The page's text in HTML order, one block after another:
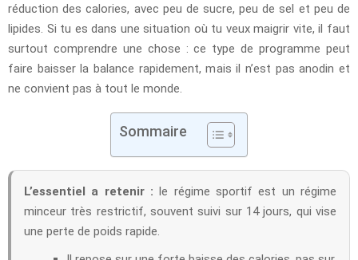
réduction des calories, avec peu de sucre, peu de sel et peu de
lipides. Si tu es dans une situation où tu veux maigrir vite, il faut
surtout comprendre une chose : ce type de programme peut
faire baisser la balance rapidement, mais il n’est pas anodin et
ne convient pas à tout le monde.
Sommaire
L’essentiel a retenir : le régime sportif est un régime
minceur très restrictif, souvent suivi sur 14 jours, qui vise
une perte de poids rapide.